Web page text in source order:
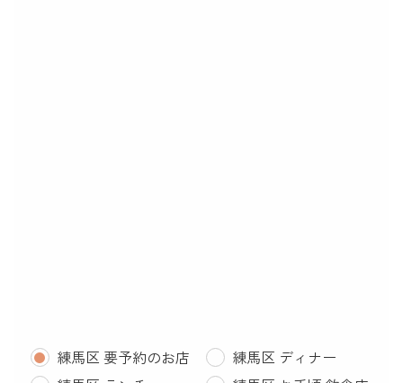
練馬区 要予約のお店
練馬区 ディナー